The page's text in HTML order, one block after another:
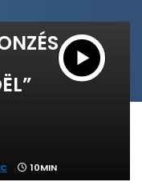
10MIN